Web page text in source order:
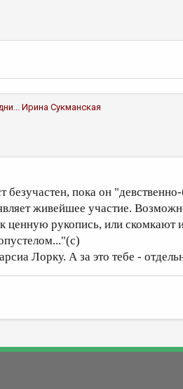
Ирина Сукманская
пока он
живейшее участие.
ценную рукопись, или скомкают
Лорку. А за это тебе -